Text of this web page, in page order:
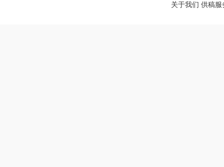
关于我们 供稿服